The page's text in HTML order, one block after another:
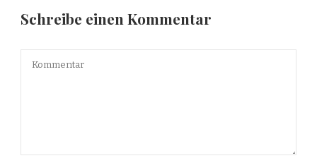
Schreibe einen Kommentar